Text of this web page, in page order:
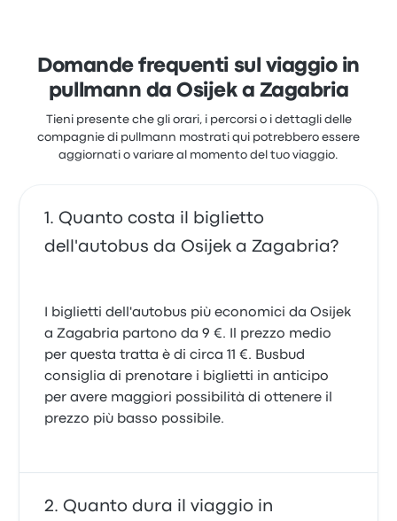
questo viaggio partono da 11 €
Domande frequenti sul viaggio in
pullmann da Osijek a Zagabria
Tieni presente che gli orari, i percorsi o i dettagli delle
compagnie di pullmann mostrati qui potrebbero essere
aggiornati o variare al momento del tuo viaggio.
Quanto costa il biglietto
dell'autobus da Osijek a Zagabria?
I biglietti dell'autobus più economici da Osijek
a Zagabria partono da 9 €. Il prezzo medio
per questa tratta è di circa 11 €. Busbud
consiglia di prenotare i biglietti in anticipo
per avere maggiori possibilità di ottenere il
prezzo più basso possibile.
Quanto dura il viaggio in